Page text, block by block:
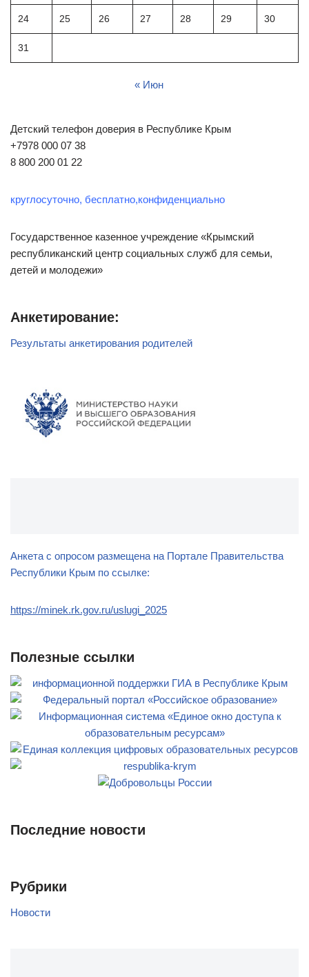
24 25 26 27 28 29 30
31
« Июн
Детский телефон доверия в Республике Крым
+7978 000 07 38
8 800 200 01 22
круглосуточно, бесплатно,конфиденциально
Государственное казенное учреждение «Крымский
республиканский центр социальных служб для семьи,
детей и молодежи»
Анкетирование:
Результаты анкетирования родителей
Анкета с опросом размещена на Портале Правительства
Республики Крым по ссылке:
https://minek.rk.gov.ru/uslugi_2025
Полезные ссылки
Последние новости
Рубрики
Новости